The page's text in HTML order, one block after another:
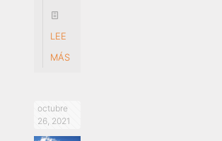
LEE
MÁS
octubre
26, 2021